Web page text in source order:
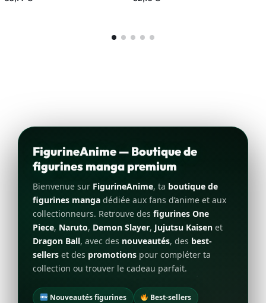
FigurineAnime — Boutique de
figurines manga premium
Bienvenue sur FigurineAnime, ta boutique de
figurines manga dédiée aux fans d’anime et aux
collectionneurs. Retrouve des figurines One
Piece, Naruto, Demon Slayer, Jujutsu Kaisen et
Dragon Ball, avec des nouveautés, des best-
sellers et des promotions pour compléter ta
collection ou trouver le cadeau parfait.
Nouveautés figurines
Best-sellers